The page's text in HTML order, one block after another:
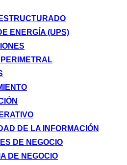
ENERGÍA (UPS)
DE LA INFORMACIÓN
DE NEGOCIO
DE NEGOCIO